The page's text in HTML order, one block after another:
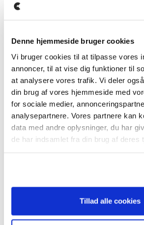
Denne hjemmeside bruger cookies
Vi bruger cookies til at tilpasse vores
annoncer, til at vise dig funktioner til
at analysere vores trafik. Vi deler
din brug af vores hjemmeside med
for sociale medier,
analysepartnere. Vores partnere kan
data med andre oplysninger, du har
de har indsamlet fra din brug af deres
Tillad alle cookies
Mindre bule på højre dør
For 6.5mm Vinterdæk
Bag 7mm Vinterdæk
Service:næste service om 14.300km
Antal nøgler: 2
EKSEMPEL PÅ TILBUD:
Hjemtagelses
hvor vi har fundet en tilsvarende i
hurtigt kan importeres ved
ikke på lager, man kan hjemtages til